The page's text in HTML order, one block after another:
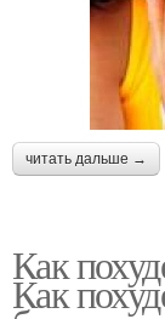
читать дальше →
Как
Как